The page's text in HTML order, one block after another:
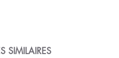
SIMILAIRES